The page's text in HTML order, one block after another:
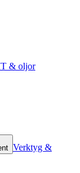
& oljor
Verktyg &